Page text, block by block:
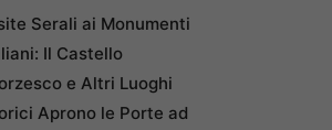
Serali ai Monumenti
Il Castello
e Altri Luoghi
Aprono le Porte ad